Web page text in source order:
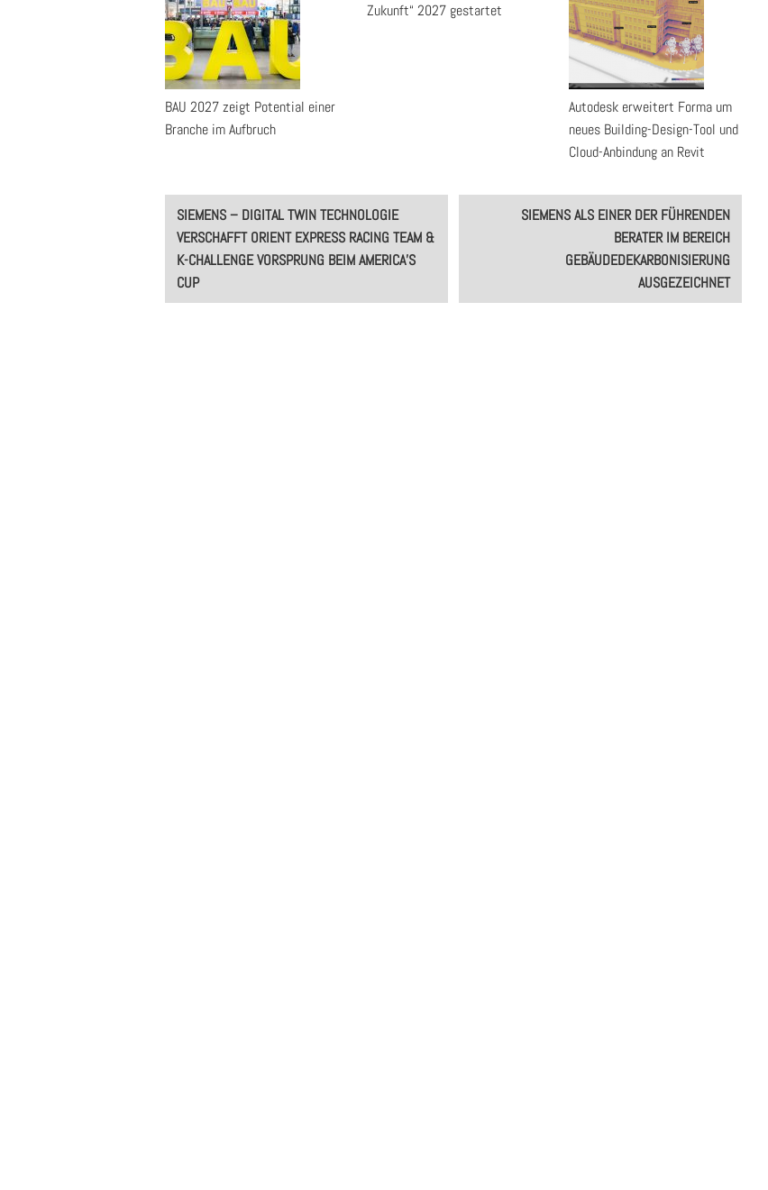
BAU 2027 zeigt Potential einer
Branche im Aufbruch
Zukunft“ 2027 gestartet
Autodesk erweitert Forma um
neues Building-Design-Tool und
Cloud-Anbindung an Revit
Post
navigation
SIEMENS – DIGITAL TWIN TECHNOLOGIE
VERSCHAFFT ORIENT EXPRESS RACING TEAM &
K-CHALLENGE VORSPRUNG BEIM AMERICA’S
CUP
SIEMENS ALS EINER DER FÜHRENDEN
BERATER IM BEREICH
GEBÄUDEDEKARBONISIERUNG
AUSGEZEICHNET